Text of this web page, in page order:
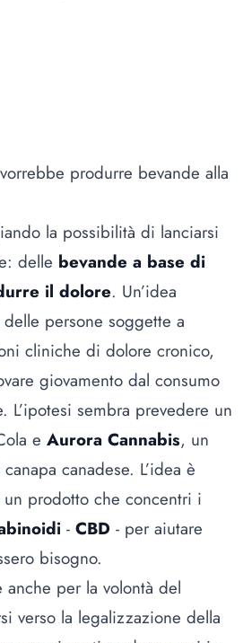
produrre bevande alla
la possibilità di lanciarsi
delle bevande a base di
il dolore. Un’idea
persone soggette a
cliniche di dolore cronico,
giovamento dal consumo
L’ipotesi sembra prevedere un
e Aurora Cannabis, un
canadese. L’idea è
prodotto che concentri i
- CBD - per aiutare
bisogno.
anche per la volontà del
verso la legalizzazione della